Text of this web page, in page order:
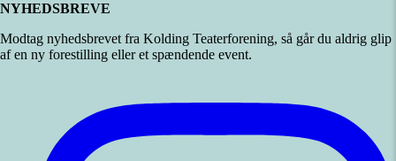
NYHEDSBREVE
Modtag nyhedsbrevet fra Kolding Teaterforening, så går du aldrig glip
af en ny forestilling eller et spændende event.